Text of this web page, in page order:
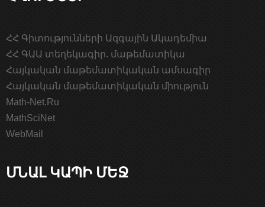
ՀՀ Գիտությունների Ազգային Ակադեմիա
ՀՀ ԳԱԱ տեղեկագիր. մաթեմատիկա
Հայկական մաթեմատիկական ամսագիր
Հայկական մաթեմատիկական միություն
Math-Net.Ru
MathSciNet
WebMail
ՄՆԱԼ ԿԱՊԻ ՄԵՋ